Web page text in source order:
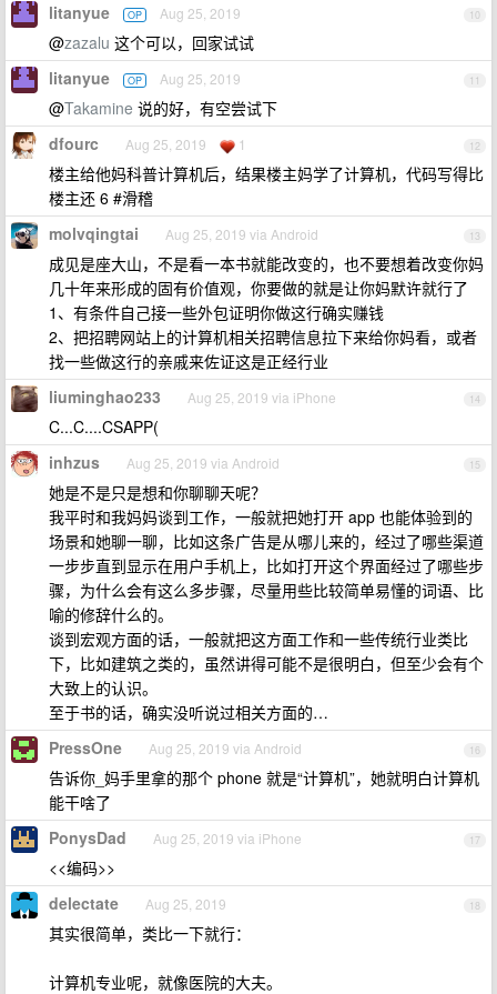
10
litanyue OP Aug 25, 2019
@zazalu 这个可以，回家试试
11
litanyue OP Aug 25, 2019
@Takamine 说的好，有空尝试下
12
dfourc Aug 25, 2019 1
楼主给他妈科普计算机后，结果楼主妈学了计算机，代码写得比
楼主还 6 #滑稽
13
molvqingtai Aug 25, 2019 via Android
成见是座大山，不是看一本书就能改变的，也不要想着改变你妈
几十年来形成的固有价值观，你要做的就是让你妈默许就行了
1、有条件自己接一些外包证明你做这行确实赚钱
2、把招聘网站上的计算机相关招聘信息拉下来给你妈看，或者
找一些做这行的亲戚来佐证这是正经行业
14
liuminghao233 Aug 25, 2019 via iPhone
C...C....CSAPP(
15
inhzus Aug 25, 2019 via Android
她是不是只是想和你聊聊天呢？
我平时和我妈妈谈到工作，一般就把她打开 app 也能体验到的
场景和她聊一聊，比如这条广告是从哪儿来的，经过了哪些渠道
一步步直到显示在用户手机上，比如打开这个界面经过了哪些步
骤，为什么会有这么多步骤，尽量用些比较简单易懂的词语、比
喻的修辞什么的。
谈到宏观方面的话，一般就把这方面工作和一些传统行业类比
下，比如建筑之类的，虽然讲得可能不是很明白，但至少会有个
大致上的认识。
至于书的话，确实没听说过相关方面的…
16
PressOne Aug 25, 2019 via Android
告诉你_妈手里拿的那个 phone 就是“计算机”，她就明白计算机
能干啥了
17
PonysDad Aug 25, 2019 via iPhone
<<编码>>
18
delectate Aug 25, 2019
其实很简单，类比一下就行：
计算机专业呢，就像医院的大夫。